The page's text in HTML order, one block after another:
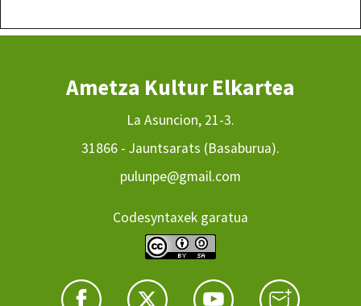
Ametza Kultur Elkartea
La Asuncion, 21-3.
31866 - Jauntsarats (Basaburua).
pulunpe@gmail.com
Codesyntaxek garatua